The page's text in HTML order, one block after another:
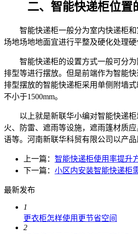
二、智能快递柜位置
智能快递柜一般分为室内快递柜和
场地场地地面宜进行平整及硬化处理
智能快递柜的设置方式一般可分为
排型等进行摆放。但是前端作为智能
排型摆放的智能快递柜采用单侧附墙
不小于1500mm。
以上就是新联华小编对智能快递柜
火、防雷、遮雨等设施，遮雨篷材质
语等。河南新联华科贸有限公司以产
上一篇： 智能快递柜使用率提升
下一篇： 小区内安装智能快递柜
最新发布
1
更衣柜怎样使用更节省空间
2